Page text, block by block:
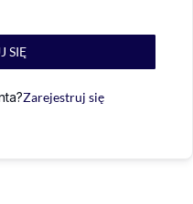
SIĘ
Zarejestruj się